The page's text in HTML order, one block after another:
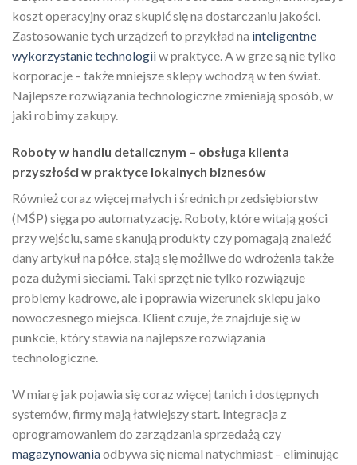
koszt operacyjny oraz skupić się na dostarczaniu jakości.
Zastosowanie tych urządzeń to przykład na inteligentne
wykorzystanie technologiiw praktyce. A w grze są nie tylko
korporacje – także mniejsze sklepy wchodzą w ten świat.
Najlepsze rozwiązania technologiczne zmieniają sposób, w
jaki robimy zakupy.
Roboty w handlu detalicznym – obsługa klienta
przyszłości w praktyce lokalnych biznesów
Również coraz więcej małych i średnich przedsiębiorstw
(MŚP) sięga po automatyzację. Roboty, które witają gości
przy wejściu, same skanują produkty czy pomagają znaleźć
dany artykuł na półce, stają się możliwe do wdrożenia także
poza dużymi sieciami. Taki sprzęt nie tylko rozwiązuje
problemy kadrowe, ale i poprawia wizerunek sklepu jako
nowoczesnego miejsca. Klient czuje, że znajduje się w
punkcie, który stawia na najlepsze rozwiązania
technologiczne.
W miarę jak pojawia się coraz więcej tanich i dostępnych
systemów, firmy mają łatwiejszy start. Integracja z
oprogramowaniem do zarządzania sprzedażą czy
magazynowaniaodbywa się niemal natychmiast – eliminując